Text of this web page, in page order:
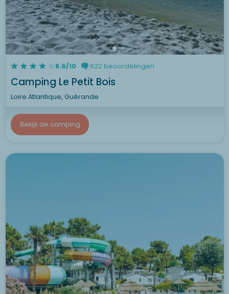
8.6/10 622 beoordelingen
Camping Le Petit Bois
Loire Atlantique, Guérande
Bekijk de camping